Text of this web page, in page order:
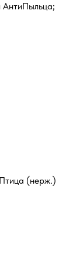
АнтиПыльца;
(нерж.)